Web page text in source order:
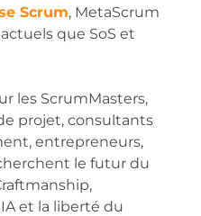
Scrum, MetaScrum
que SoS et
les ScrumMasters,
projet, consultants
entrepreneurs,
le futur du
et la liberté du